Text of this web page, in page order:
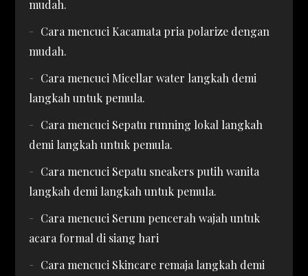
mudah.
Cara mencuci Kacamata pria polarize dengan
mudah.
Cara mencuci Micellar water langkah demi
langkah untuk pemula.
Cara mencuci Sepatu running lokal langkah
demi langkah untuk pemula.
Cara mencuci Sepatu sneakers putih wanita
langkah demi langkah untuk pemula.
Cara mencuci Serum pencerah wajah untuk
acara formal di siang hari
Cara mencuci Skincare remaja langkah demi